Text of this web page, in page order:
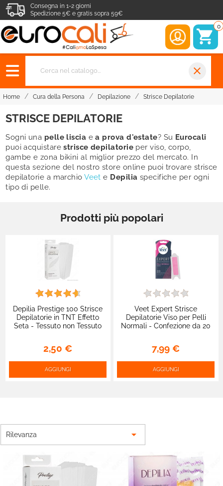
Consegna in 1-2 giorni
Spedizione 5€ e gratis sopra 59€
0
close
Home Cura della Persona Depilazione Strisce Depilatorie
STRISCE DEPILATORIE
Sogni una pelle liscia ea prova d'estate? Su Eurocali
puoi acquistarestrisce depilatorieper viso, corpo,
gambe e zona bikini al miglior prezzo del mercato. In
questa sezione del nostro store online puoi trovare strisce
depilatorie a marchioVeet e Depilia specifiche per ogni
tipo di pelle.
Prodotti più popolari
Depilia Prestige 100 Strisce
Depilatorie in TNT Effetto
Seta - Tessuto non Tessuto
2,50 €
AGGIUNGI
Veet Expert Strisce
Depilatorie Viso per Pelli
Normali - Confezione da 20
7,99 €
AGGIUNGI
Rilevanza 